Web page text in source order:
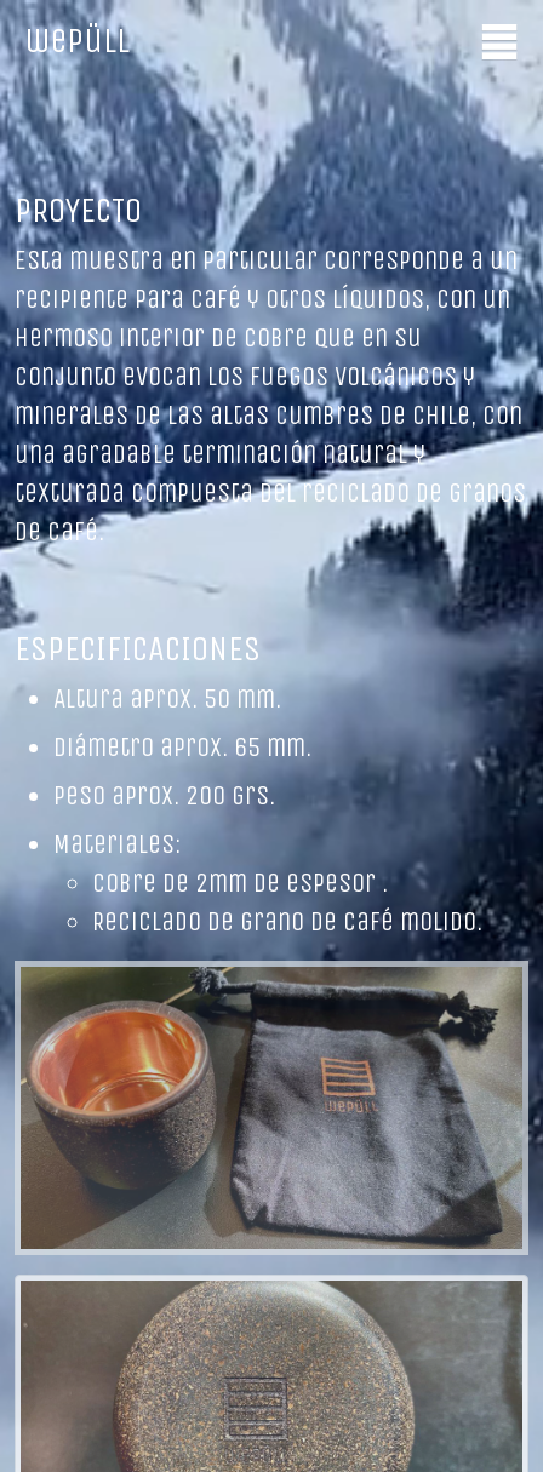
wepüll
PROYECTO
Esta muestra en particular corresponde a un
recipiente para café y otros líquidos, con un
hermoso interior de cobre que en su
conjunto evocan los fuegos volcánicos y
minerales de las altas cumbres de Chile, con
una agradable terminación natural y
texturada compuesta del reciclado de granos
de café.
ESPECIFICACIONES
Altura aprox. 50 mm.
Diámetro aprox. 65 mm.
Peso aprox. 200 grs.
Materiales:
Cobre de 2mm de espesor .
Reciclado de grano de café molido.